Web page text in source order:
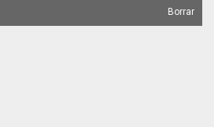
Borrar